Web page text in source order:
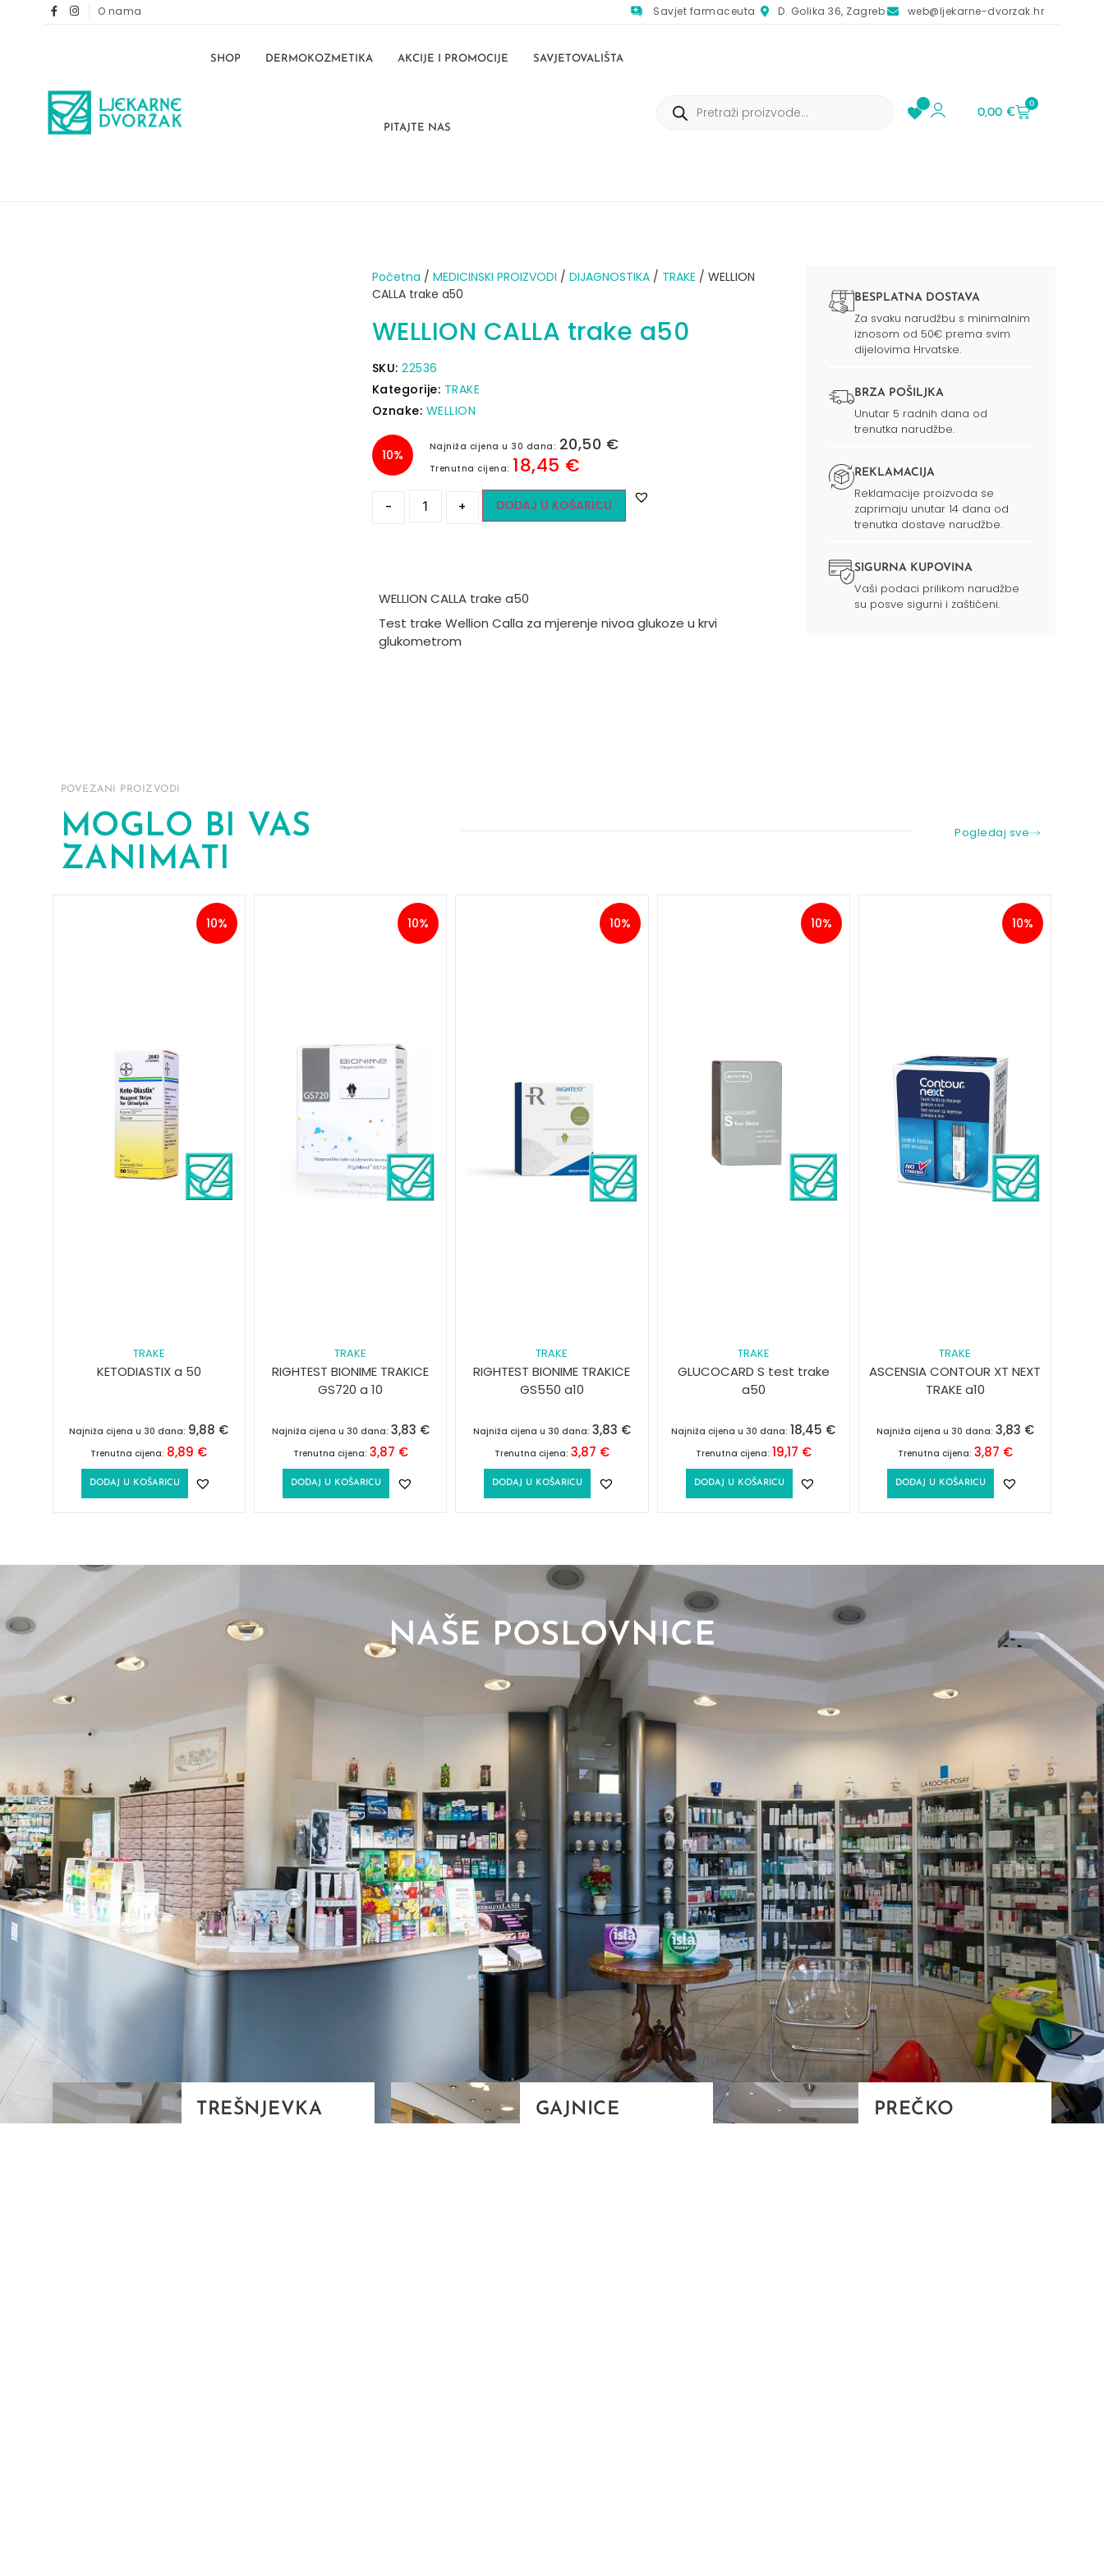
O nama Savjet farmaceuta D. Golika 36, Zagreb web@ljekarne-dvorzak.hr
SHOP DERMOKOZMETIKA AKCIJE I PROMOCIJE SAVJETOVALIŠTA
PITAJTE NAS
0,00€
0
Početna / MEDICINSKI PROIZVODI / DIJAGNOSTIKA/ TRAKE / WELLION
CALLA trake a50
WELLION CALLA trake a50
SKU: 22536
Kategorije: TRAKE
Oznake: WELLION
10%
Najniža cijena u 30 dana: 20,50 €
Trenutna cijena: 18,45 €
- + DODAJ U KOŠARICU
WELLION CALLA trake a50
Test trake Wellion Calla za mjerenje nivoa glukoze u krvi
glukometrom
BESPLATNA DOSTAVA
Za svaku narudžbu s minimalnim
iznosom od 50€ prema svim
dijelovima Hrvatske.
BRZA POŠILJKA
Unutar 5 radnih dana od
trenutka narudžbe.
REKLAMACIJA
Reklamacije proizvoda se
zaprimaju unutar 14 dana od
trenutka dostave narudžbe.
SIGURNA KUPOVINA
Vaši podaci prilikom narudžbe
su posve sigurni i zaštićeni.
POVEZANI PROIZVODI
MOGLO BI VAS
ZANIMATI
Pogledaj sve
TRAKE
KETODIASTIX a 50
Najniža cijena u 30 dana: 9,88 €
Trenutna cijena: 8,89 €
DODAJ U KOŠARICU
10%
TRAKE
RIGHTEST BIONIME TRAKICE
GS720 a 10
Najniža cijena u 30 dana: 3,83 €
Trenutna cijena: 3,87 €
DODAJ U KOŠARICU
10%
TRAKE
RIGHTEST BIONIME TRAKICE
GS550 a10
Najniža cijena u 30 dana: 3,83 €
Trenutna cijena: 3,87 €
DODAJ U KOŠARICU
10%
TRAKE
GLUCOCARD S test trake
a50
Najniža cijena u 30 dana: 18,45 €
Trenutna cijena: 19,17 €
DODAJ U KOŠARICU
10%
TRAKE
ASCENSIA CONTOUR XT NEXT
TRAKE a10
Najniža cijena u 30 dana: 3,83 €
Trenutna cijena: 3,87 €
DODAJ U KOŠARICU
10%
NAŠE POSLOVNICE
TREŠNJEVKA GAJNICE PREČKO